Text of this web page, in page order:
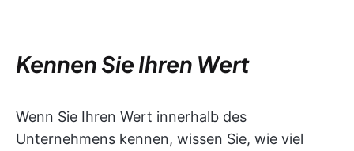
Kennen Sie Ihren Wert
Wenn Sie Ihren Wert innerhalb des
Unternehmens kennen, wissen Sie, wie viel